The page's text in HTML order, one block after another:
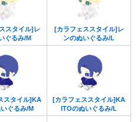
スタイル]レ
ぐるみ/M
[カラフェススタイル]レ
ンのぬいぐるみ/L
スタイル]KA
ぐるみ/M
[カラフェススタイル]KA
ITOのぬいぐるみ/L